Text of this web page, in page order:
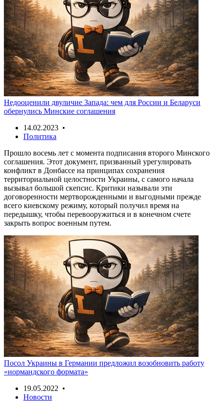
Недооценили двуличие Запада: чем для России и Беларуси
обернулись Минские соглашения
14.02.2023 •
Политика
Прошло восемь лет с момента подписания второго Минского
соглашения. Этот документ, призванный урегулировать
конфликт в Донбассе на принципах сохранения
территориальной целостности Украины, с самого начала
вызывал большой скепсис. Критики называли эти
договоренности мертворожденными и выгодными прежде
всего киевскому режиму, который получил время на
передышку, чтобы перевооружиться и в конечном счете
закрыть вопрос военным путем.
Посол Украины в Германии предложил возобновить работу
«нормандского формата»
19.05.2022 •
Новости